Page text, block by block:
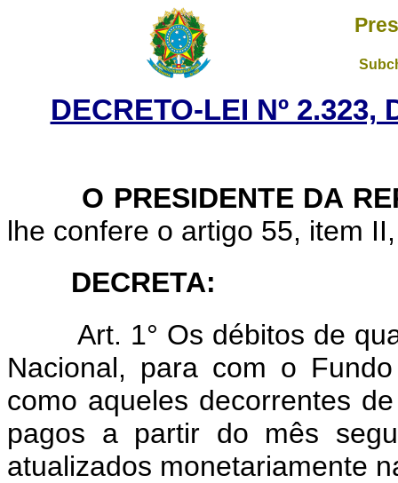
DECRETO-LEI Nº 2.323,
O PRESIDENTE DA
lhe confere o artigo 55, item
DECRETA:
Art. 1° Os débitos de
Nacional, para com o
como aqueles decorrentes
pagos a partir do mês
atualizados monetariamente